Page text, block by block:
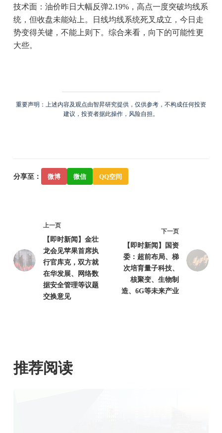
技术面：油价昨日大幅反弹2.19%，高点一度突破均线系
统，但收盘未能站上。日线均线系统死叉成立，今日走
势变得关键，不能上则下。综合来看，向下的可能性更
大些。
重要声明：上述内容及观点由智昇研究提供，仅供参考，不构成任何投资
建议，投资者据此操作，风险自担。
分享至： 微博 微信 QQ空间
上一页
【即时新闻】金壮
龙会见苹果首席执
行官库克，双方就
在华发展、网络数
据安全管理等议题
交换意见
下一页
【即时新闻】国资
委：超前布局、梯
次培育量子科技、
核聚变、生物制
造、6G等未来产业
推荐阅读